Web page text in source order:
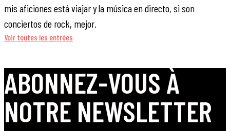
mis aficiones está viajar y la música en directo, si son
conciertos de rock, mejor.
Voir toutes les entrées
ABONNEZ-VOUS À
NOTRE NEWSLETTER